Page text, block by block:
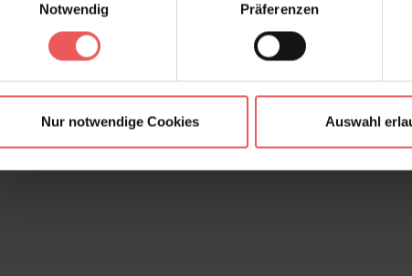
Notwendig
Präferenzen
Nur notwendige Cookies Auswahl